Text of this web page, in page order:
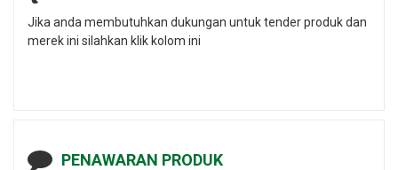
Jika anda membutuhkan dukungan untuk tender produk dan
merek ini silahkan klik kolom ini
PENAWARAN PRODUK